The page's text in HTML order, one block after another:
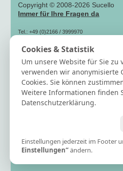
Copyright © 2008-2026 Sucello
Immer für Ihre Fragen da
Tel.: +49 (0)2166 / 3999970
Fax: +49 (0)2166 / 3999979
Mail: info[@]sucello.de
Berater/in werden
Berater Info
Kontakt & Impressum / Datenschutz
Verträge hier kündigen / widerrufen
Cookies & Statistik
Um unsere Website für Sie zu
verwenden wir anonymisierte
Cookies. Sie können
Weitere Informationen finden
Datenschutzerklärung.
Einstellungen jederzeit im Footer
Einstellungen“ändern.